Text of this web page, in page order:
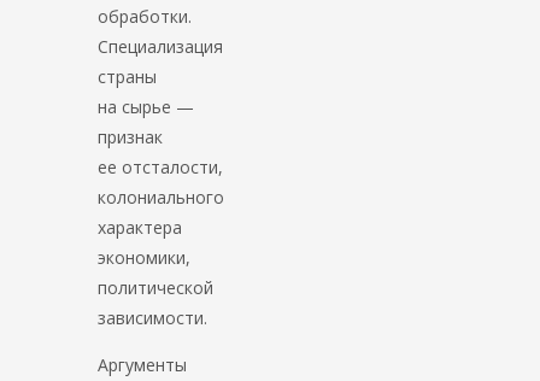
обработки.
Специализация
страны
на сырье —
признак
ее отсталости,
колониального
характера
экономики,
политической
зависимости.
Аргументы